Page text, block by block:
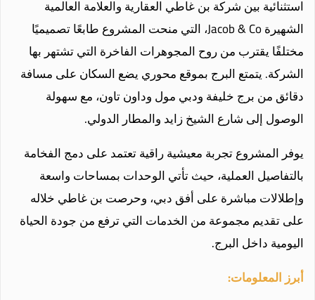
استثنائية بين شركة بن غاطي العقارية والعلامة العالمية
الشهيرة Jacob & Co، التي منحت المشروع طابعًا تصميميًا
مختلفًا يقترب من روح المجوهرات الفاخرة التي تشتهر بها
الشركة. يتمتع البرج بموقع محوري يضع السكان على مسافة
دقائق من برج خليفة ودبي مول وداون تاون، مع سهولة
الوصول إلى شارع الشيخ زايد والمطار الدولي.
يوفر المشروع تجربة معيشية راقية تعتمد على دمج الفخامة
بالتفاصيل العملية، حيث تأتي الوحدات بمساحات واسعة
وإطلالات مباشرة على أفق دبي، وحرصت بن غاطي خلاله
على تقديم مجموعة من الخدمات التي ترفع من جودة الحياة
اليومية داخل البرج.
أبرز المعلومات: